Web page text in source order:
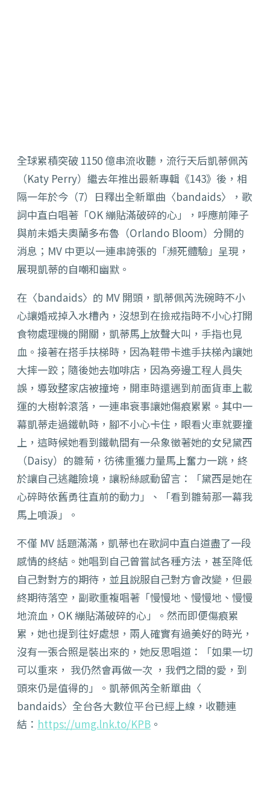
全球累積突破 1150 億串流收聽，流行天后凱蒂佩芮
（Katy Perry）繼去年推出最新專輯《143》後，相
隔一年於今（7）日釋出全新單曲〈bandaids〉，歌
詞中直白唱著「OK 繃貼滿破碎的心」，呼應前陣子
與前未婚夫奧蘭多布魯（Orlando Bloom）分開的
消息；MV 中更以一連串誇張的「瀕死體驗」呈現，
展現凱蒂的自嘲和幽默。
在〈bandaids〉的 MV 開頭，凱蒂佩芮洗碗時不小
心讓婚戒掉入水槽內， 沒想到在撿戒指時不小心打開
食物處理機的開關， 凱蒂馬上放聲大叫，手指也見
血。接著在搭手扶梯時， 因為鞋帶卡進手扶梯內讓她
大摔一跤；隨後她去咖啡店， 因為旁邊工程人員失
誤，導致整家店被撞垮， 開車時還遇到前面貨車上載
運的大樹幹滾落， 一連串衰事讓她傷痕累累。其中一
幕凱蒂走過鐵軌時， 腳不小心卡住，眼看火車就要撞
上， 這時候她看到鐵軌間有一朵象徵著她的女兒黛西
（Daisy） 的雛菊，彷彿重獲力量馬上奮力一跳，終
於讓自己逃離險境， 讓粉絲感動留言：「黛西是她在
心碎時依舊勇往直前的動力」、「看到雛菊那一幕我
馬上噴淚」。
不僅 MV 話題滿滿，凱蒂也在歌詞中直白道盡了一段
感情的終結。 她唱到自己曾嘗試各種方法，甚至降低
自己對對方的期待， 並且說服自己對方會改變，但最
終期待落空，副歌重複唱著「慢慢地、慢慢地、慢慢
地流血，OK 繃貼滿破碎的心」。然而即便傷痕累
累，她也提到往好處想， 兩人確實有過美好的時光，
沒有一張合照是裝出來的，她反思唱道：
「如果一切
可以重來， 我仍然會再做一次 ，我們之間的愛，到
頭來仍是值得的」。凱蒂佩芮全新單曲〈
bandaids〉全台各大數位平台已經上線，收聽連
結： https://umg.lnk.to/KPB 。